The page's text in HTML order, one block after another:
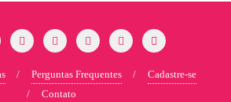
Perguntas Frequentes
Cadastre-se
Contato